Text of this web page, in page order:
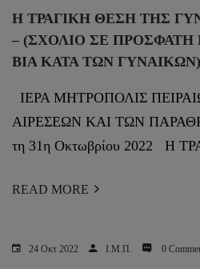
Η ΤΡΑΓΙΚΗ ΘΕΣΗ ΤΗΣ
– (ΣΧΌΛΙΟ ΣΕ
ΒΊΑ ΚΑΤΆ ΤΩΝ ΓΥΝΑΙΚΏΝ)
ΙΕΡΑ ΜΗΤΡΟΠΟΛΙΣ
ΑΙΡΕΣΕΩΝ ΚΑΙ ΤΩΝ
τη 31η Οκτωβρίου 2022 Η
READ MORE
24 Οκτ 2022 Ι.Μ.Π. 0